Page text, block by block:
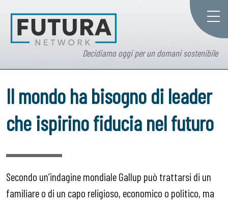
Decidiamo oggi per un domani sostenibile
Il mondo ha bisogno di leader
che ispirino fiducia nel futuro
Secondo un’indagine mondiale Gallup può trattarsi di un
familiare o di un capo religioso, economico o politico, ma